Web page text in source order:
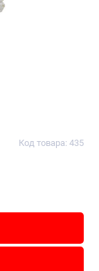
Код товара: 435